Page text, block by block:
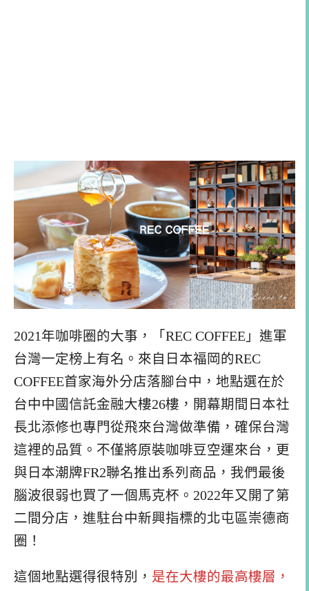
2021年咖啡圈的大事，「REC COFFEE」進軍
台灣一定榜上有名。來自日本福岡的REC
COFFEE首家海外分店落腳台中，地點選在於
台中中國信託金融大樓26樓，開幕期間日本社
長北添修也專門從飛來台灣做準備，確保台灣
這裡的品質。不僅將原裝咖啡豆空運來台，更
與日本潮牌FR2聯名推出系列商品，我們最後
腦波很弱也買了一個馬克杯。2022年又開了第
二間分店，進駐台中新興指標的北屯區崇德商
圈！
這個地點選得很特別， 是在大樓的最高樓層，